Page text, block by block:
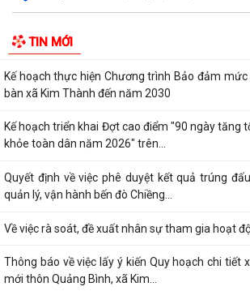
TIN MỚI
đình toàn cầu trên địa bàn xã Kim...
Kế hoạch thực hiện Chương trình Bảo đảm
bàn xã Kim Thành đến năm 2030
Kế hoạch triển khai Đợt cao điểm "90 ngày tăng
khỏe toàn dân năm 2026" trên...
Quyết định về việc phê duyệt kết quả trúng
quản lý, vận hành bến đò Chiềng...
Về việc rà soát, đề xuất nhân sự tham gia hoạt
Thông báo về việc lấy ý kiến Quy hoạch chi tiết
mới thôn Quảng Bình, xã Kim...